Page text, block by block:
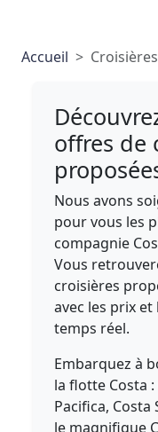
Accueil
offres de
Nous avons
pour vous les
compagnie
Vous
croisières
avec les prix
temps réel.
Embarquez à
la flotte Costa
Pacifica,
le magnifique